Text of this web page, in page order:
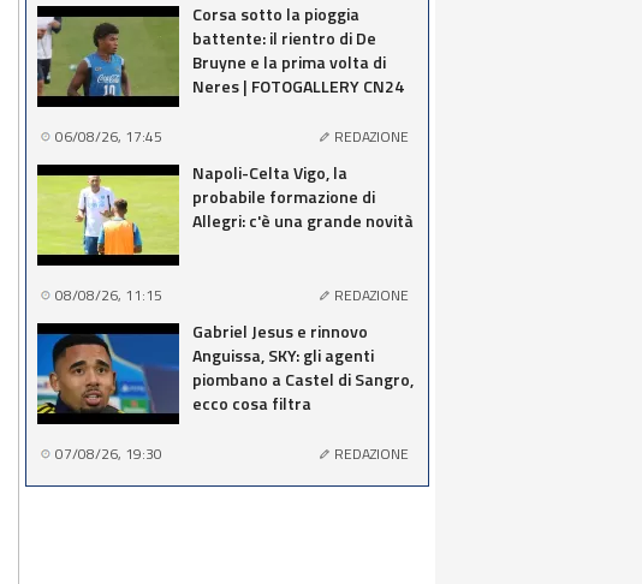
Corsa sotto la pioggia
battente: il rientro di De
Bruyne e la prima volta di
Neres | FOTOGALLERY CN24
06/08/26, 17:45 REDAZIONE
Napoli-Celta Vigo, la
probabile formazione di
Allegri: c'è una grande novità
08/08/26, 11:15 REDAZIONE
Gabriel Jesus e rinnovo
Anguissa, SKY: gli agenti
piombano a Castel di Sangro,
ecco cosa filtra
07/08/26, 19:30 REDAZIONE